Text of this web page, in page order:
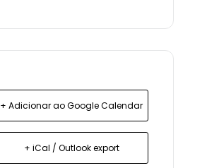
+ Adicionar ao Google Calendar
+ iCal / Outlook export